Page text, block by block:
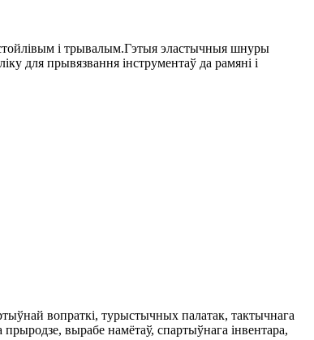
і трывалым.Гэтыя эластычныя шнуры
для прывязвання інструментаў да рамяні і
вопраткі, турыстычных палатак, тактычнага
вырабе намётаў, спартыўнага інвентара,